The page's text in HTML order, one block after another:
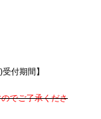
付期間】
でご了承くださ